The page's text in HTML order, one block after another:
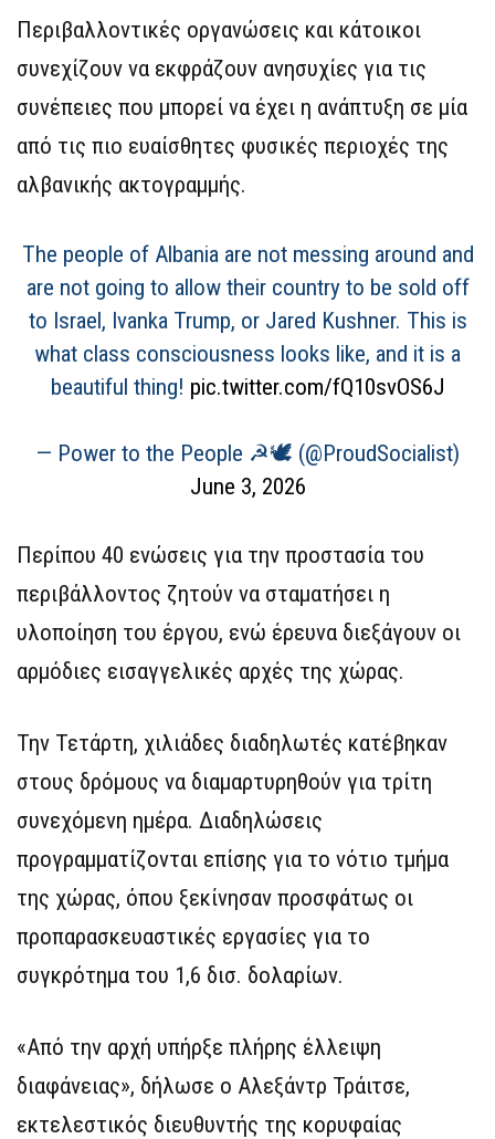
Περιβαλλοντικές οργανώσεις και κάτοικοι
συνεχίζουν να εκφράζουν ανησυχίες για τις
συνέπειες που μπορεί να έχει η ανάπτυξη σε μία
από τις πιο ευαίσθητες φυσικές περιοχές της
αλβανικής ακτογραμμής.
The people of Albania are not messing around and
are not going to allow their country to be sold off
to Israel, Ivanka Trump, or Jared Kushner. This is
what class consciousness looks like, and it is a
beautiful thing! pic.twitter.com/fQ10svOS6J
— Power to the People ☭🕊 (@ProudSocialist)
June 3, 2026
Περίπου 40 ενώσεις για την προστασία του
περιβάλλοντος ζητούν να σταματήσει η
υλοποίηση του έργου, ενώ έρευνα διεξάγουν οι
αρμόδιες εισαγγελικές αρχές της χώρας.
Την Τετάρτη, χιλιάδες διαδηλωτές κατέβηκαν
στους δρόμους να διαμαρτυρηθούν για τρίτη
συνεχόμενη ημέρα. Διαδηλώσεις
προγραμματίζονται επίσης για το νότιο τμήμα
της χώρας, όπου ξεκίνησαν προσφάτως οι
προπαρασκευαστικές εργασίες για το
συγκρότημα του 1,6 δισ. δολαρίων.
«Από την αρχή υπήρξε πλήρης έλλειψη
διαφάνειας», δήλωσε ο Αλεξάντρ Τράιτσε,
εκτελεστικός διευθυντής της κορυφαίας